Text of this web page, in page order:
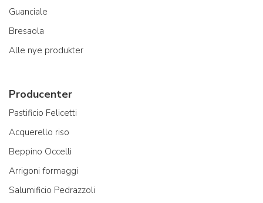
Guanciale
Bresaola
Alle nye produkter
Producenter
Pastificio Felicetti
Acquerello riso
Beppino Occelli
Arrigoni formaggi
Salumificio Pedrazzoli